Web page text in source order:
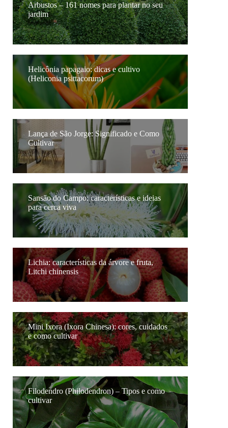
Arbustos – 161 nomes para plantar no seu
jardim
Helicônia papagaio: dicas e cultivo
(Heliconia psittacorum)
Lança de São Jorge: Significado e Como
Cultivar
Sansão do Campo: características e ideias
para cerca viva
Lichia: características da árvore e fruta,
Litchi chinensis
Mini Ixora (Ixora Chinesa): cores, cuidados
e como cultivar
Filodendro (Philodendron) – Tipos e como
cultivar